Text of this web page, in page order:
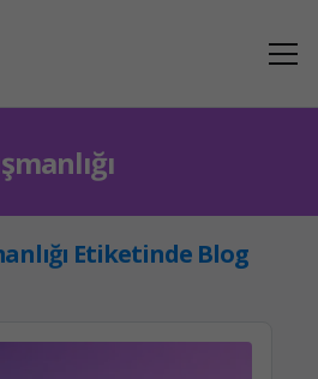
Etiketinde Blog